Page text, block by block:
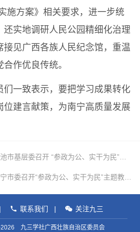
施方案》相关要求，进一步统
还实地调研人民公园精细化治理
接见广西各族人民纪念馆，重温
作优良传统。
们一致表示，要把学习成果转化
位建言献策，为南宁高质量发展
| 联系我们 | 关注九三
九三学社广西壮族自治区委员会